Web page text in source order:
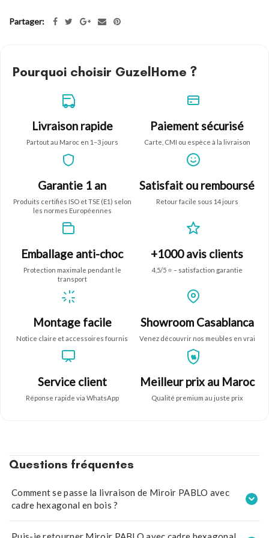
Partager:
Pourquoi choisir GuzelHome ?
Livraison rapide
Partout au Maroc en 1–3 jours
Paiement sécurisé
Carte, CMI ou espèce à la livraison
Garantie 1 an
Produits certifiés ISO et TSE (E1) selon
les normes Européennes
Satisfait ou remboursé
Retour facile sous 14 jours
Emballage anti-choc
Protection maximale pendant le
transport
+1000 avis clients
4,5/5 ⭐ – satisfaction garantie
Montage facile
Notice claire et accessoires fournis
Showroom Casablanca
Venez découvrir nos meubles en vrai
Service client
Réponse rapide via WhatsApp
%
Meilleur prix au Maroc
Qualité premium au juste prix
Questions fréquentes
Comment se passe la livraison de Miroir PABLO avec
cadre hexagonal en bois ?